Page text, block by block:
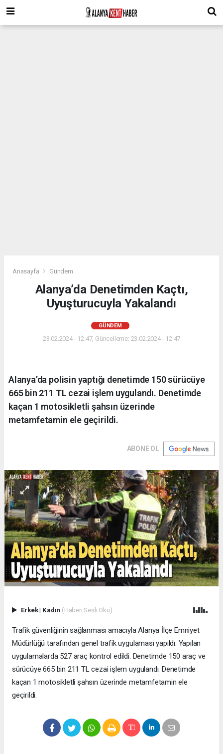
Anasayfa Gündem
Alanya’da Denetimden Kaçtı,
Uyuşturucuyla Yakalandı
GÜNDEM
23.02.2024 - 12:47, Güncelleme: 23.02.2024 - 12:47
Alanya’da polisin yaptığı denetimde 150 sürücüye
665 bin 211 TL cezai işlem uygulandı. Denetimde
kaçan 1 motosikletli şahsın üzerinde
metamfetamin ele geçirildi.
ABONE OL
Erkek| Kadın (Haberi Sesli Oku)
Trafik güvenliğinin sağlanması amacıyla Alanya İlçe Emniyet
Müdürlüğü tarafından genel trafik uygulaması yapıldı. Yapılan
uygulamalarda 527 araç kontrol edildi. Denetimde 150 araç ve
sürücüye 665 bin 211 TL cezai işlem uygulandı. Denetimde
kaçan 1 motosikletli şahsın üzerinde metamfetamin ele
geçirildi.